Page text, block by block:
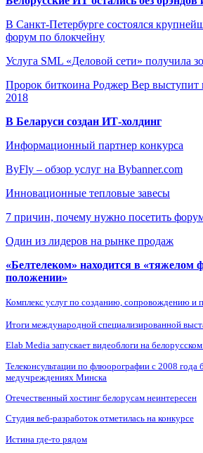
В Санкт-Петербурге состоялся
форум по блокчейну
Услуга SML «Деловой сети» получила
Пророк биткоина Роджер Вер выступит
2018
В Беларуси создан ИТ-холдинг
Информационный партнер конкурса
ByFly – обзор услуг на Bybanner.com
Инновационные тепловые завесы
7 причин, почему нужно посетить
Один из лидеров на рынке продаж
«Белтелеком» находится в «тяжелом
положении»
Комплекс услуг по созданию, сопровождению и
Итоги международной специализированной
Elab Media запускает видеоблоги на
Телеконсультации по флюорографии с 2008 года
медучреждениях Минска
Отечественный хостинг белорусам неинтересен
Студия веб-разработок отметилась на конкурсе
Истина где-то рядом